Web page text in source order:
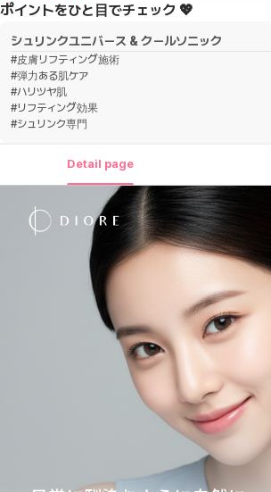
ポイントをひと目でチェック 💖
シュリンクユニバース & クールソニック
#皮膚リフティング施術
#弾力ある肌ケア
#ハリツヤ肌
#リフティング効果
#シュリンク専門
Detail page